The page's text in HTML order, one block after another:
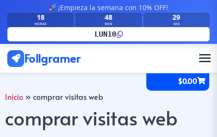
¡Empieza la semana con 10% OFF!
18
HORAS
: 48
MIN
: 29
SEG
LUN10
Follgramer
$0.00
Inicio » comprar visitas web
comprar visitas web